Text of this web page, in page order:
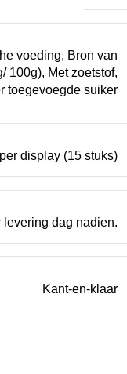
voeding, Bron van
100g), Met zoetstof,
toegevoegde suiker
per display (15 stuks)
levering dag nadien.
Kant-en-klaar